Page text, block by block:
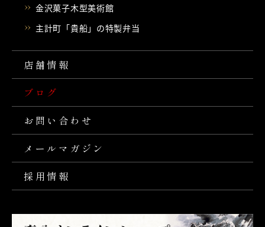
金沢菓子木型美術館
主計町「貴船」の特製弁当
店舗情報
ブログ
お問い合わせ
メールマガジン
採用情報